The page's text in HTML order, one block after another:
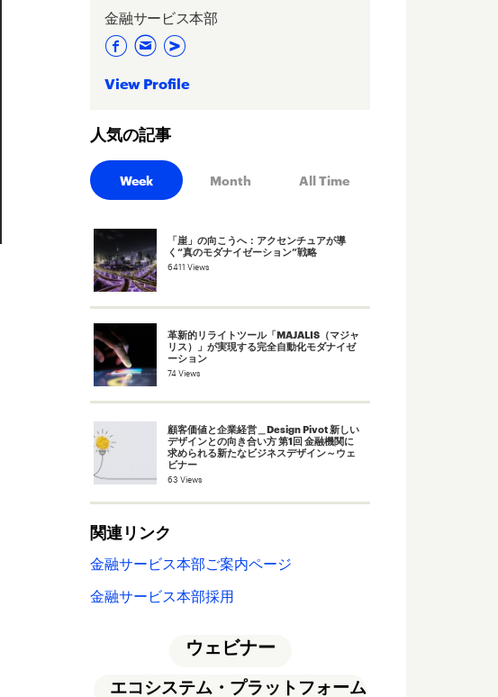
金融サービス本部
View Profile
人気の記事
Week Month All Time
「崖」の向こうへ：アクセンチュアが導
く“真のモダナイゼーション”戦略
6411 Views
革新的リライトツール「MAJALIS（マジャ
リス）」が実現する完全自動化モダナイゼ
ーション
74 Views
顧客価値と企業経営＿Design Pivot 新しい
デザインとの向き合い方 第1回 金融機関に
求められる新たなビジネスデザイン～ウェ
ビナー
63 Views
関連リンク
金融サービス本部ご案内ページ
金融サービス本部採用
ウェビナー
エコシステム・プラットフォーム